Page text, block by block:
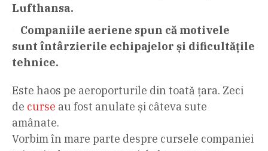
Lufthansa.
Companiile aeriene spun că motivele
sunt întârzierile echipajelor și dificultățile
tehnice.
Este haos pe aeroporturile din toată țara. Zeci
de curse au fost anulate și câteva sute
amânate.
Vorbim în mare parte despre cursele companiei